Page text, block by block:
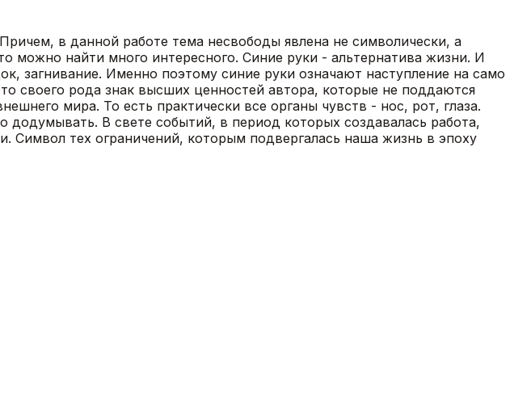
в данной работе тема несвободы явлена не символически, а
можно найти много интересного. Синие руки - альтернатива жизни. И
загнивание. Именно поэтому синие руки означают наступление на само
своего рода знак высших ценностей автора, которые не поддаются
мира. То есть практически все органы чувств - нос, рот, глаза.
В свете событий, в период которых создавалась работа,
тех ограничений, которым подвергалась наша жизнь в эпоху